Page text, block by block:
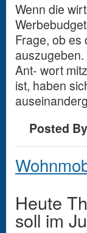
Wenn die
Frage, ob es
Ant- wort
ist, haben
Posted By
Heute
soll im